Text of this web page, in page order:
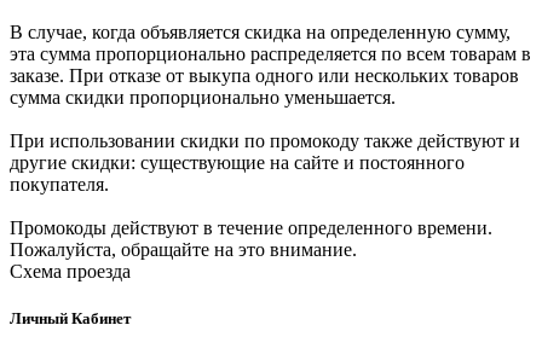
В случае, когда объявляется скидка на определенную сумму,
эта сумма пропорционально распределяется по всем товарам в
заказе. При отказе от выкупа одного или нескольких товаров
сумма скидки пропорционально уменьшается.
При использовании скидки по промокоду также действуют и
другие скидки: существующие на сайте и постоянного
покупателя.
Промокоды действуют в течение определенного времени.
Пожалуйста, обращайте на это внимание.
Схема проезда
Личный Кабинет